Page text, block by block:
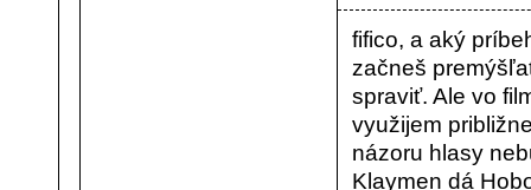
fifico, a aký
začneš
spraviť. Ale vo
využijem
názoru hlasy
Klaymen dá